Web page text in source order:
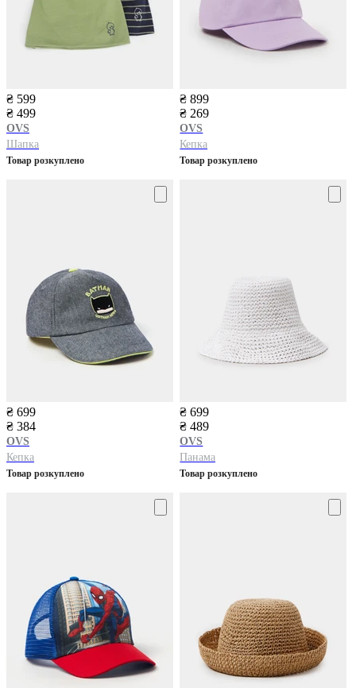
₴ 599
₴ 499
OVS
Шапка
Товар розкуплено
₴ 899
₴ 269
OVS
Кепка
Товар розкуплено
₴ 699
₴ 384
OVS
Кепка
Товар розкуплено
₴ 699
₴ 489
OVS
Панама
Товар розкуплено